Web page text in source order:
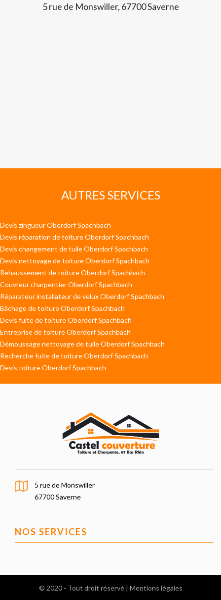
5 rue de Monswiller, 67700 Saverne
AUTRES SERVICES
Devis zingueur Oberdorf Spachbach
Devis réparation de toiture Oberdorf Spachbach
Devis changement de tuile Oberdorf Spachbach
Devis nettoyage de toiture Oberdorf Spachbach
Rehaussement de toiture Oberdorf Spachbach
Couvreur charpentier Oberdorf Spachbach
Réparateur installateur de velux Oberdorf Spachbach
Bâchage de toiture Oberdorf Spachbach
Devis fuite de toiture Oberdorf Spachbach
Entreprise de toiture Oberdorf Spachbach
Démoussage nettoyage de tuile Oberdorf Spachbach
Recherche fuite de toiture Oberdorf Spachbach
Devis toiture Oberdorf Spachbach
5 rue de Monswiller
67700 Saverne
NOS SERVICES
© 2020 - Tout droit réservé | Mentions légales